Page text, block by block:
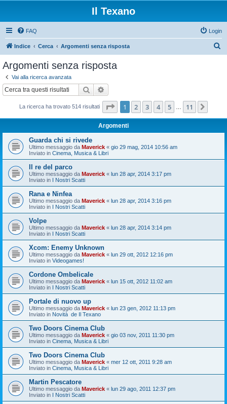
Il Texano
FAQ Login
Indice Cerca Argomenti senza risposta
Argomenti senza risposta
Vai alla ricerca avanzata
Cerca
La ricerca ha trovato 514 risultati Pagina di 11
1 2 3 4 5 11
Argomenti
Guarda chi si rivede
Ultimo messaggio da Maverick « gio 29 mag, 2014 10:56 am
Inviato in Cinema, Musica & Libri
Il re del parco
Ultimo messaggio da Maverick « lun 28 apr, 2014 3:17 pm
Inviato in I Nostri Scatti
Rana e Ninfea
Ultimo messaggio da Maverick « lun 28 apr, 2014 3:16 pm
Inviato in I Nostri Scatti
Volpe
Ultimo messaggio da Maverick « lun 28 apr, 2014 3:14 pm
Inviato in I Nostri Scatti
Xcom: Enemy Unknown
Ultimo messaggio da Maverick « lun 29 ott, 2012 12:16 pm
Inviato in Videogames!
Cordone Ombelicale
Ultimo messaggio da Maverick « lun 15 ott, 2012 11:02 am
Inviato in I Nostri Scatti
Portale di nuovo up
Ultimo messaggio da Maverick « lun 23 gen, 2012 11:13 pm
Inviato in Novità de Il Texano
Two Doors Cinema Club
Ultimo messaggio da Maverick « gio 03 nov, 2011 11:30 pm
Inviato in Cinema, Musica & Libri
Two Doors Cinema Club
Ultimo messaggio da Maverick « mer 12 ott, 2011 9:28 am
Inviato in Cinema, Musica & Libri
Martin Pescatore
Ultimo messaggio da Maverick « lun 29 ago, 2011 12:37 pm
Inviato in I Nostri Scatti